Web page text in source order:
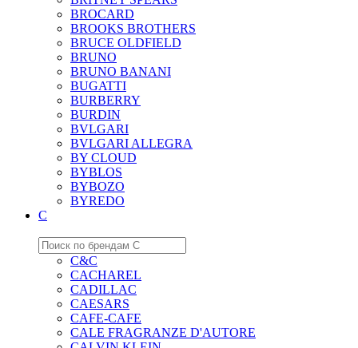
BROCARD
BROOKS BROTHERS
BRUCE OLDFIELD
BRUNO
BRUNO BANANI
BUGATTI
BURBERRY
BURDIN
BVLGARI
BVLGARI ALLEGRA
BY CLOUD
BYBLOS
BYBOZO
BYREDO
C
C&C
CACHAREL
CADILLAC
CAESARS
CAFE-CAFE
CALE FRAGRANZE D'AUTORE